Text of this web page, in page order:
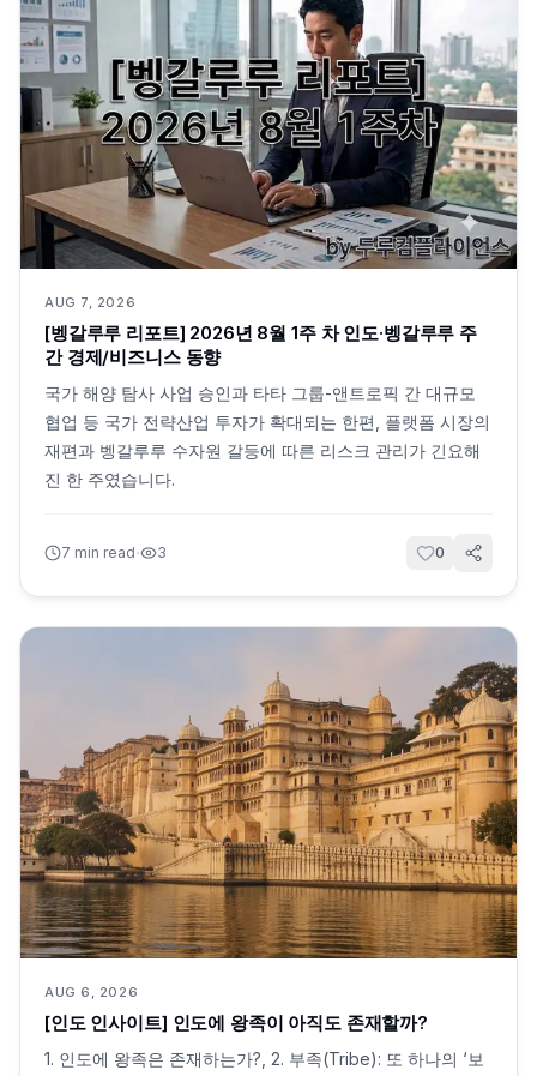
AUG 7, 2026
[벵갈루루 리포트] 2026년 8월 1주 차 인도·벵갈루루 주
간 경제/비즈니스 동향
국가 해양 탐사 사업 승인과 타타 그룹-앤트로픽 간 대규모
협업 등 국가 전략산업 투자가 확대되는 한편, 플랫폼 시장의
재편과 벵갈루루 수자원 갈등에 따른 리스크 관리가 긴요해
진 한 주였습니다.
7 min read· 3 0
AUG 6, 2026
[인도 인사이트] 인도에 왕족이 아직도 존재할까?
1. 인도에 왕족은 존재하는가?, 2. 부족(Tribe): 또 하나의 ‘보